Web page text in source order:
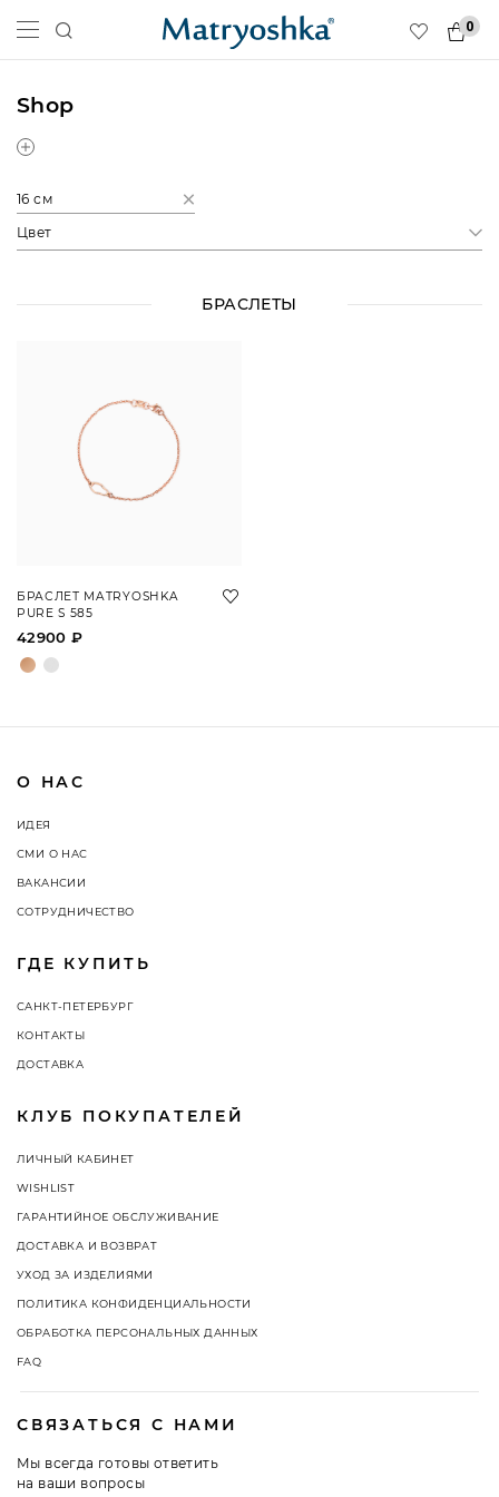
0
Shop
16 см
Цвет
БРАСЛЕТЫ
БРАСЛЕТ MATRYOSHKA
PURE S 585
42900 ₽
О НАС
ИДЕЯ
СМИ О НАС
ВАКАНСИИ
СОТРУДНИЧЕСТВО
ГДЕ КУПИТЬ
САНКТ-ПЕТЕРБУРГ
КОНТАКТЫ
ДОСТАВКА
КЛУБ ПОКУПАТЕЛЕЙ
ЛИЧНЫЙ КАБИНЕТ
WISHLIST
ГАРАНТИЙНОЕ ОБСЛУЖИВАНИЕ
ДОСТАВКА И ВОЗВРАТ
УХОД ЗА ИЗДЕЛИЯМИ
ПОЛИТИКА КОНФИДЕНЦИАЛЬНОСТИ
ОБРАБОТКА ПЕРСОНАЛЬНЫХ ДАННЫХ
FAQ
СВЯЗАТЬСЯ С НАМИ
Мы всегда готовы ответить
на ваши вопросы